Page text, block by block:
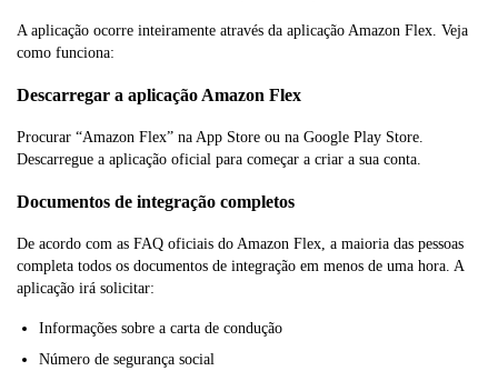
A aplicação ocorre inteiramente através da aplicação Amazon Flex. Veja
como funciona:
Descarregar a aplicação Amazon Flex
Procurar “Amazon Flex” na App Store ou na Google Play Store.
Descarregue a aplicação oficial para começar a criar a sua conta.
Documentos de integração completos
De acordo com as FAQ oficiais do Amazon Flex, a maioria das pessoas
completa todos os documentos de integração em menos de uma hora. A
aplicação irá solicitar:
Informações sobre a carta de condução
Número de segurança social